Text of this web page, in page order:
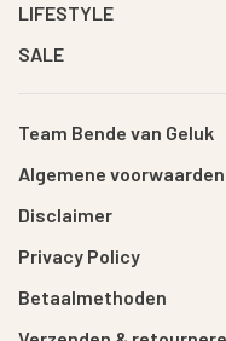
LIFESTYLE
SALE
Team Bende van Geluk
Algemene voorwaarden
Disclaimer
Privacy Policy
Betaalmethoden